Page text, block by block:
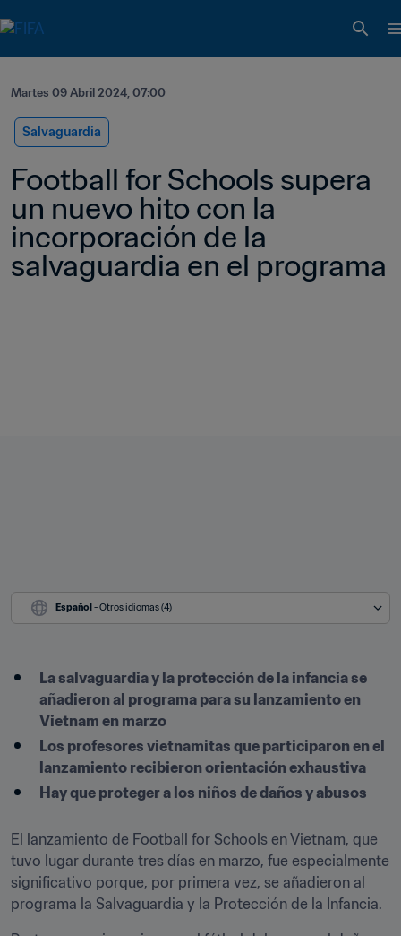
Martes 09 Abril 2024, 07:00
Salvaguardia
Football for Schools supera
un nuevo hito con la
incorporación de la
salvaguardia en el programa
Español - Otros idiomas (4)
La salvaguardia y la protección de la infancia se
añadieron al programa para su lanzamiento en
Vietnam en marzo
Los profesores vietnamitas que participaron en el
lanzamiento recibieron orientación exhaustiva
Hay que proteger a los niños de daños y abusos
El lanzamiento de Football for Schools en Vietnam, que
tuvo lugar durante tres días en marzo, fue especialmente
significativo porque, por primera vez, se añadieron al
programa la Salvaguardia y la Protección de la Infancia.